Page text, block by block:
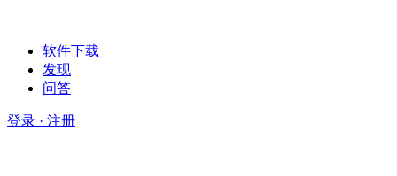
软件下载
发现
问答
登录 · 注册